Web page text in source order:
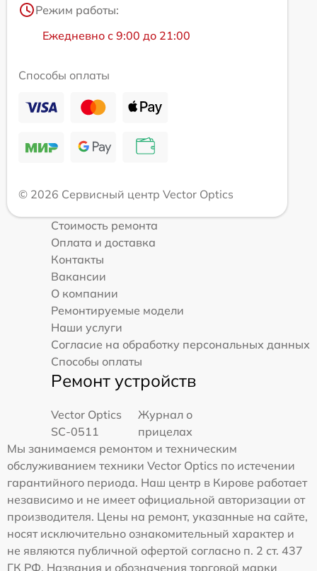
Режим работы:
Ежедневно с 9:00 до 21:00
Способы оплаты
© 2026 Сервисный центр Vector Optics
Стоимость ремонта
Оплата и доставка
Контакты
Вакансии
О компании
Ремонтируемые модели
Наши услуги
Согласие на обработку персональных данных
Способы оплаты
Ремонт устройств
Vector Optics
SC-0511
Журнал о
прицелах
Мы занимаемся ремонтом и техническим
обслуживанием техники Vector Optics по истечении
гарантийного периода. Наш центр в Кирове работает
независимо и не имеет официальной авторизации от
производителя. Цены на ремонт, указанные на сайте,
носят исключительно ознакомительный характер и
не являются публичной офертой согласно п. 2 ст. 437
ГК РФ. Названия и обозначения торговой марки